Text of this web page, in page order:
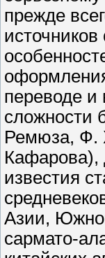
прежде
переводе и
сложности
Ремюза, Ф.
Кафарова),
известия
Азии,
сармато-